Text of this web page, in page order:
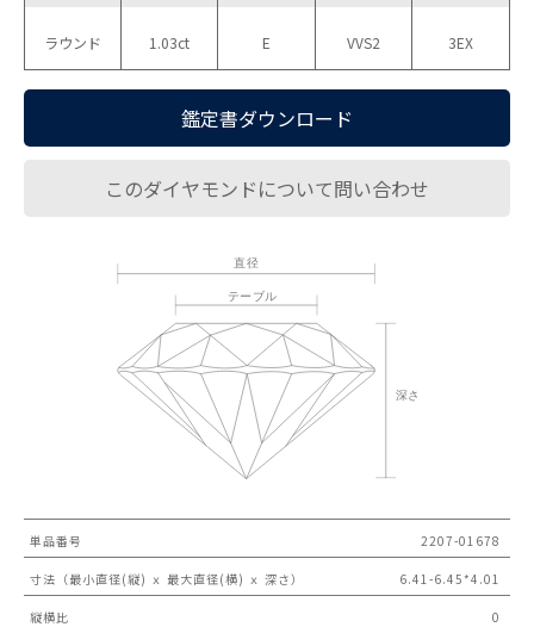
ラウンド 1.03ct E VVS2 3EX
鑑定書ダウンロード
このダイヤモンドについて問い合わせ
単品番号 2207-01678
寸法（最小直径(縦) ｘ 最大直径(横) ｘ 深さ） 6.41-6.45*4.01
縦横比 0